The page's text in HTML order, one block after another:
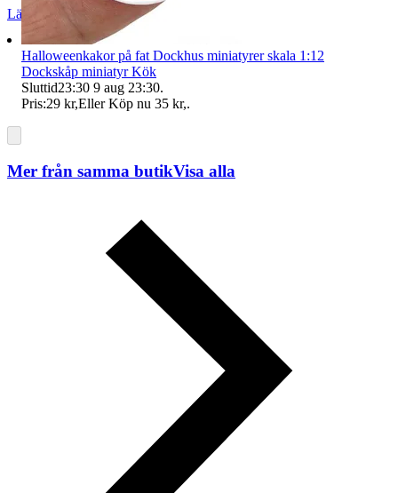
Läs omdömen
Halloweenkakor på fat Dockhus miniatyrer skala 1:12
Dockskåp miniatyr Kök
Sluttid23:30 9 aug 23:30.
Pris:29 kr,Eller Köp nu 35 kr,.
Mer från samma butikVisa alla